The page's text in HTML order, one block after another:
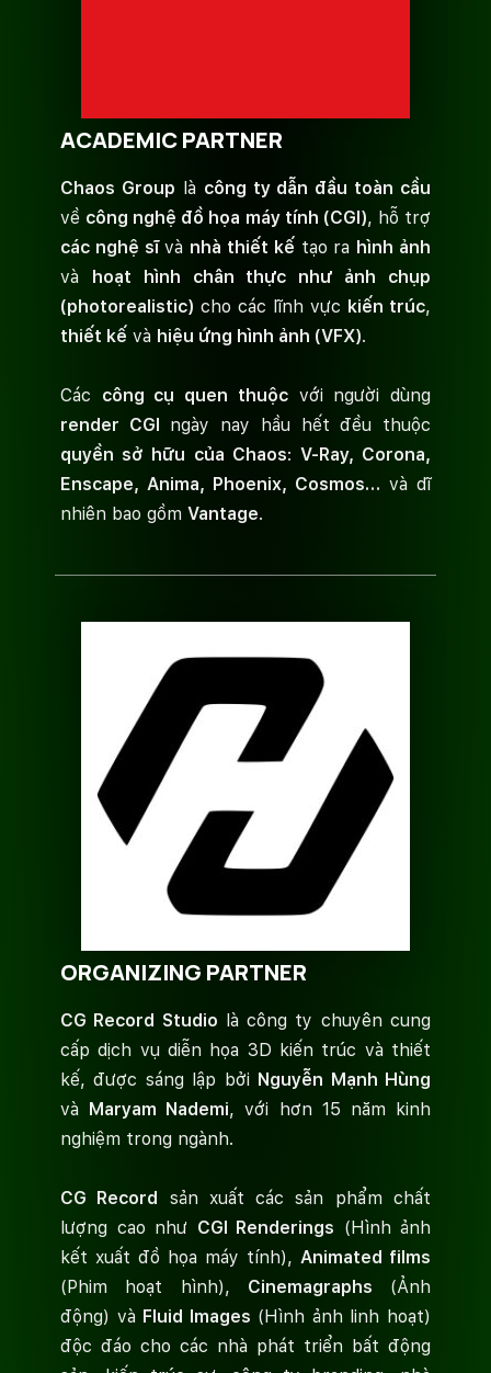
ACADEMIC PARTNER
Chaos Group là công ty dẫn đầu toàn cầu
về công nghệ đồ họa máy tính (CGI), hỗ trợ
các nghệ sĩvà nhà thiết kế tạo ra hình ảnh
và hoạt hình chân thực như ảnh chụp
(photorealistic) cho các lĩnh vực kiến trúc,
thiết kế và hiệu ứng hình ảnh (VFX).
Các công cụ quen thuộcvới người dùng
render CGI ngày nay hầu hết đều thuộc
quyền sở hữu của Chaos: V-Ray, Corona,
Enscape, Anima, Phoenix, Cosmos… và dĩ
nhiên bao gồm Vantage.
ORGANIZING PARTNER
CG Record Studio là công ty chuyên cung
cấp dịch vụ diễn họa 3D kiến trúc và thiết
kế, được sáng lập bởi Nguyễn Mạnh Hùng
và Maryam Nademi, với hơn 15 năm kinh
nghiệm trong ngành.
CG Record sản xuất các sản phẩm chất
lượng cao như CGI Renderings (Hình ảnh
kết xuất đồ họa máy tính), Animated films
(Phim hoạt hình), Cinemagraphs (Ảnh
động) và Fluid Images (Hình ảnh linh hoạt)
độc đáo cho các nhà phát triển bất động